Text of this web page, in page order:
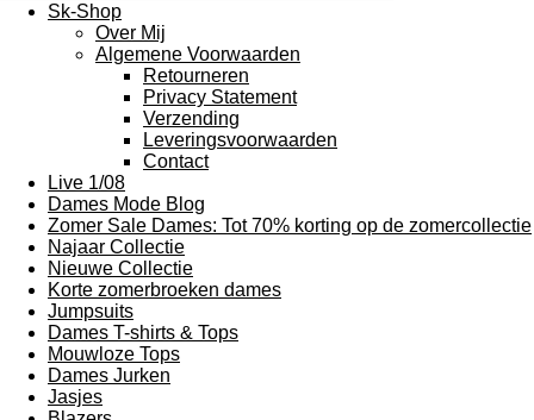
Sk-Shop
Over Mij
Algemene Voorwaarden
Retourneren
Privacy Statement
Verzending
Leveringsvoorwaarden
Contact
Live 1/08
Dames Mode Blog
Zomer Sale Dames: Tot 70% korting op de zomercollectie
Najaar Collectie
Nieuwe Collectie
Korte zomerbroeken dames
Jumpsuits
Dames T-shirts & Tops
Mouwloze Tops
Dames Jurken
Jasjes